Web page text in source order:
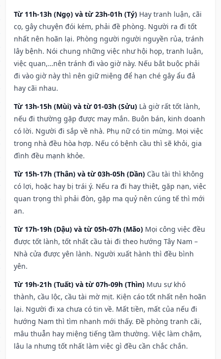
Từ 11h-13h (Ngọ) và từ 23h-01h (Tý) Hay tranh luận, cãi
cọ, gây chuyện đói kém, phải đề phòng. Người ra đi tốt
nhất nên hoãn lại. Phòng người người nguyền rủa, tránh
lây bệnh. Nói chung những việc như hội họp, tranh luận,
việc quan,…nên tránh đi vào giờ này. Nếu bắt buộc phải
đi vào giờ này thì nên giữ miệng để hạn ché gây ẩu đả
hay cãi nhau.
Từ 13h-15h (Mùi) và từ 01-03h (Sửu) Là giờ rất tốt lành,
nếu đi thường gặp được may mắn. Buôn bán, kinh doanh
có lời. Người đi sắp về nhà. Phụ nữ có tin mừng. Mọi việc
trong nhà đều hòa hợp. Nếu có bệnh cầu thì sẽ khỏi, gia
đình đều mạnh khỏe.
Từ 15h-17h (Thân) và từ 03h-05h (Dần) Cầu tài thì không
có lợi, hoặc hay bị trái ý. Nếu ra đi hay thiệt, gặp nạn, việc
quan trọng thì phải đòn, gặp ma quỷ nên cúng tế thì mới
an.
Từ 17h-19h (Dậu) và từ 05h-07h (Mão) Mọi công việc đều
được tốt lành, tốt nhất cầu tài đi theo hướng Tây Nam –
Nhà cửa được yên lành. Người xuất hành thì đều bình
yên.
Từ 19h-21h (Tuất) và từ 07h-09h (Thìn) Mưu sự khó
thành, cầu lộc, cầu tài mờ mịt. Kiện cáo tốt nhất nên hoãn
lại. Người đi xa chưa có tin về. Mất tiền, mất của nếu đi
hướng Nam thì tìm nhanh mới thấy. Đề phòng tranh cãi,
mâu thuẫn hay miệng tiếng tầm thường. Việc làm chậm,
lâu la nhưng tốt nhất làm việc gì đều cần chắc chắn.